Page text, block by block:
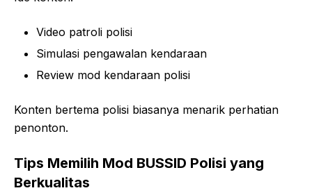
Video patroli polisi
Simulasi pengawalan kendaraan
Review mod kendaraan polisi
Konten bertema polisi biasanya menarik perhatian
penonton.
Tips Memilih Mod BUSSID Polisi yang
Berkualitas